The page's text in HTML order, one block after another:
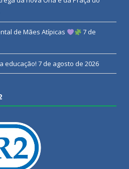
de Mães Atípicas
7 de
educação! 7 de agosto de 2026